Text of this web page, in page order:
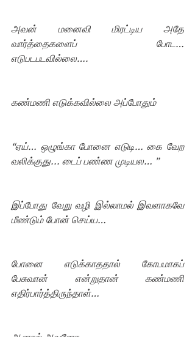
அவன் மனைவி மிரட்டிய அதே
வார்த்தைகளைப் போட…
எடுபடபடவில்லை….
கண்மணி எடுக்கவில்லை அப்போதும்
“ஏய்… ஒழுங்கா போனை எடுடி… கை வேற
வலிக்குது... டைப் பண்ண முடியல… ”
இப்போது வேறு வழி இல்லாமல் இவளாகவே
மீண்டும் போன் செய்ய…
போனை எடுக்காததால் கோபமாகப்
பேசுவான் என்றுதான் கண்மணி
எதிர்பார்த்திருந்தாள்…